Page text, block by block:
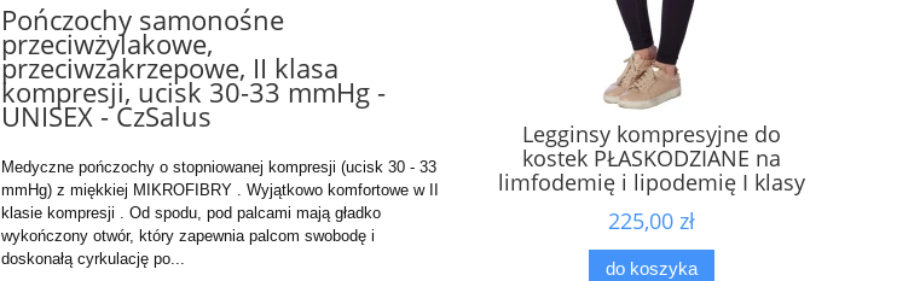
Pończochy samonośne
przeciwżylakowe,
przeciwzakrzepowe, II klasa
kompresji, ucisk 30-33 mmHg -
UNISEX - CzSalus
Medyczne pończochy o stopniowanej kompresji (ucisk 30 - 33
mmHg) z miękkiej MIKROFIBRY . Wyjątkowo komfortowe w II
klasie kompresji . Od spodu, pod palcami mają gładko
wykończony otwór, który zapewnia palcom swobodę i
doskonałą cyrkulację po...
Legginsy kompresyjne do
kostek PŁASKODZIANE na
limfodemię i lipodemię I klasy
kompresji, ucisk 15-20 mmHg
- WERSJA LEKKA LETNIA -
czarne - prod. CzSalus
225,00 zł
do koszyka